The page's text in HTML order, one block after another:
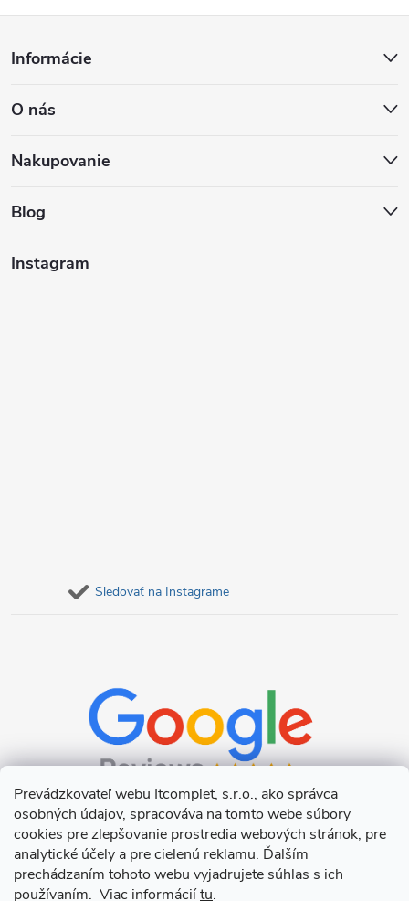
Prevádzkovateľ webu Itcomplet, s.r.o., ako správca
osobných údajov, spracováva na tomto webe súbory
cookies pre zlepšovanie prostredia webových stránok, pre
analytické účely a pre cielenú reklamu. Ďalším
prechádzaním tohoto webu vyjadrujete súhlas s ich
používaním. Viac informáciítu.
p
ä
Informácie
O nás
Nakupovanie
Blog
Instagram
Sledovať na Instagrame